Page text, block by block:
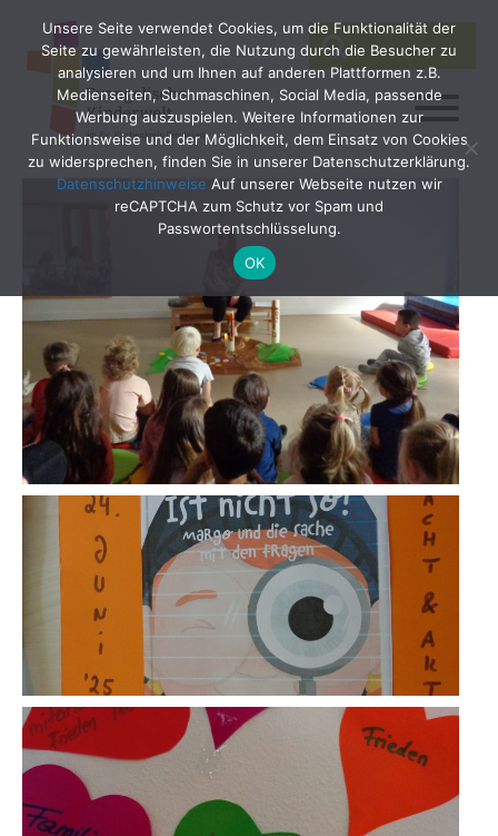
Search
for:
SEARCH
Unsere Seite verwendet Cookies, um die Funktionalität der
Seite zu gewährleisten, die Nutzung durch die Besucher zu
analysieren und um Ihnen auf anderen Plattformen z.B.
Medienseiten, Suchmaschinen, Social Media, passende
Werbung auszuspielen. Weitere Informationen zur
Funktionsweise und der Möglichkeit, dem Einsatz von Cookies
zu widersprechen, finden Sie in unserer Datenschutzerklärung.
Datenschutzhinweise Auf unserer Webseite nutzen wir
reCAPTCHA zum Schutz vor Spam und
Passwortentschlüsselung.
OK